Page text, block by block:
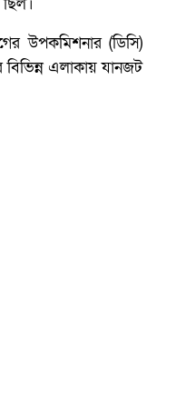
উপকমিশনার (ডিসি)
এলাকায় যানজট